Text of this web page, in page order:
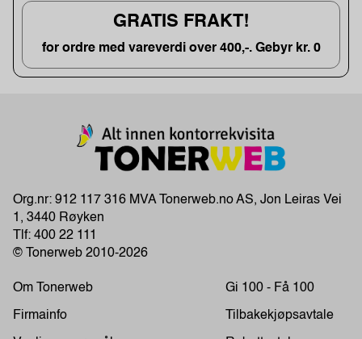
GRATIS FRAKT!
for ordre med vareverdi over 400,-. Gebyr kr. 0
Org.nr: 912 117 316 MVA Tonerweb.no AS, Jon Leiras Vei
1, 3440 Røyken
Tlf: 400 22 111
© Tonerweb 2010-2026
Om Tonerweb
Firmainfo
Gi 100 - Få 100
Tilbakekjøpsavtale